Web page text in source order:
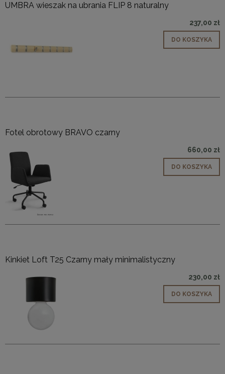
UMBRA wieszak na ubrania FLIP 8 naturalny
237,00 zł
DO KOSZYKA
Fotel obrotowy BRAVO czarny
660,00 zł
DO KOSZYKA
Kinkiet Loft T25 Czarny mały minimalistyczny
230,00 zł
DO KOSZYKA